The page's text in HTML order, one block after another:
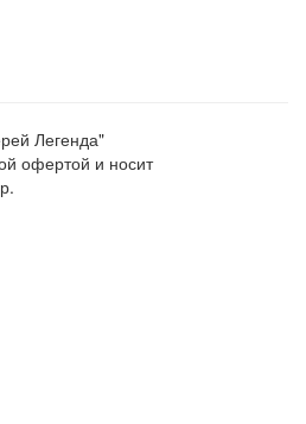
Легенда"
офертой и носит